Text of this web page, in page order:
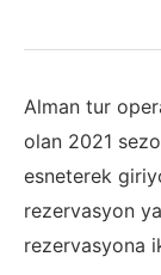
Alman tur
olan 2021
esneterek
rezervasyon
rezervasyona